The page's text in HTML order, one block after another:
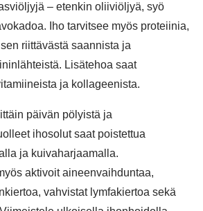
– etenkin oliiviöljyä, syö
Iho tarvitsee myös proteiinia,
riittävästä saannista ja
Lisätehoa saat
ja kollageenista.
päivän pölyistä ja
ihosolut saat poistettua
ja kuivaharjaamalla.
aktivoit aineenvaihduntaa,
vahvistat lymfakiertoa sekä